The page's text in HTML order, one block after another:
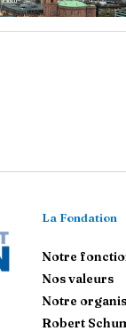
La Fondation
Notre
Nos valeurs
Notre
Robert